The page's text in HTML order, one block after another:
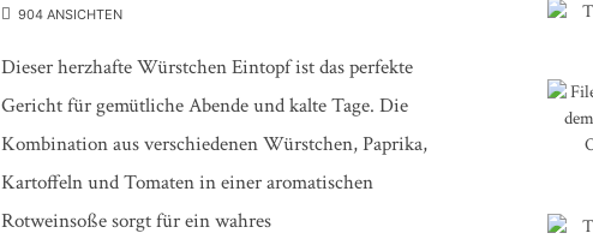
904 ANSICHTEN
Dieser herzhafte Würstchen Eintopf ist das perfekte
Gericht für gemütliche Abende und kalte Tage. Die
Kombination aus verschiedenen Würstchen, Paprika,
Kartoffeln und Tomaten in einer aromatischen
Rotweinsoße sorgt für ein wahres